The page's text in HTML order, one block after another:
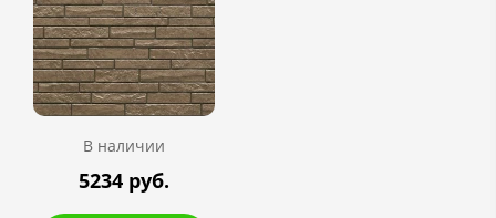
В наличии
5234 руб.